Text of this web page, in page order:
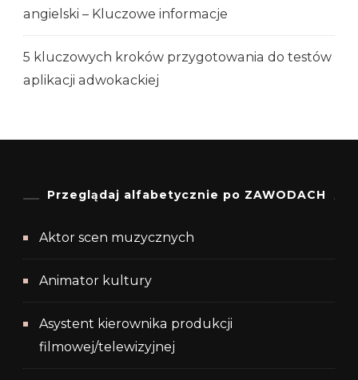
angielski – Kluczowe informacje
5 kluczowych kroków przygotowania do testów
aplikacji adwokackiej
Przeglądaj alfabetycznie po ZAWODACH
Aktor scen muzycznych
Animator kultury
Asystent kierownika produkcji
filmowej/telewizyjnej